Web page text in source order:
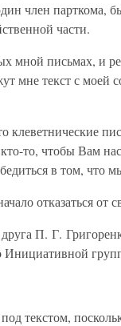
член
части.
мной письмах, и
мне текст с
клеветнические
то, чтобы Вам
в том, что
отказаться от
П. Г.
Инициативной
текстом,